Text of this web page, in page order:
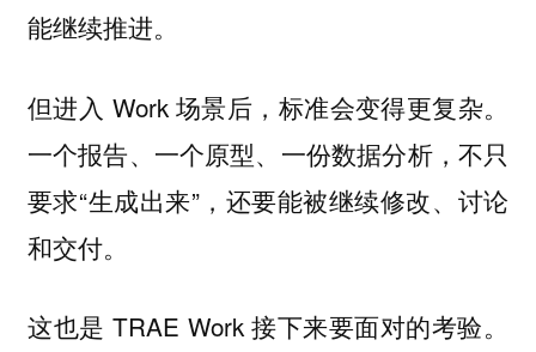
能继续推进。
但进入 Work 场景后，标准会变得更复杂。
一个报告、一个原型、一份数据分析，不只
要求“生成出来”，还要能被继续修改、讨论
和交付。
这也是 TRAE Work 接下来要面对的考验。